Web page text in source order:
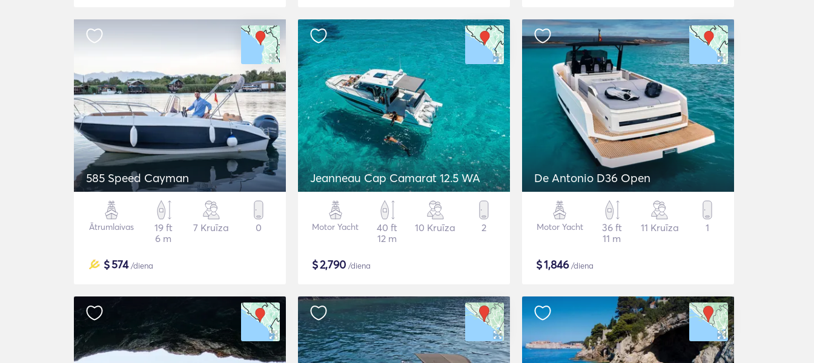
585 Speed Cayman
Ātrumlaivas
19 ft
6 m
7 Kruīza 0
$574/diena
Jeanneau Cap Camarat 12.5 WA
Motor Yacht
40 ft
12 m
10 Kruīza 2
$2,790 /diena
De Antonio D36 Open
Motor Yacht
36 ft
11 m
11 Kruīza 1
$1,846/diena